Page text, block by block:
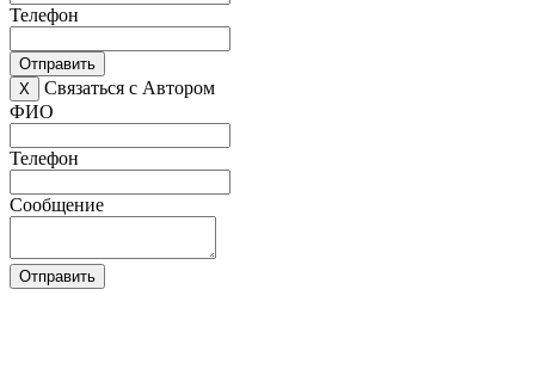
Телефон
Отправить
X
Связаться с Автором
ФИО
Телефон
Сообщение
Отправить